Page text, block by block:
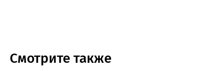
Смотрите также